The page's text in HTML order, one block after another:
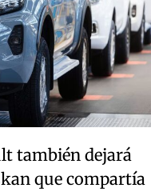
también dejará
que compartía